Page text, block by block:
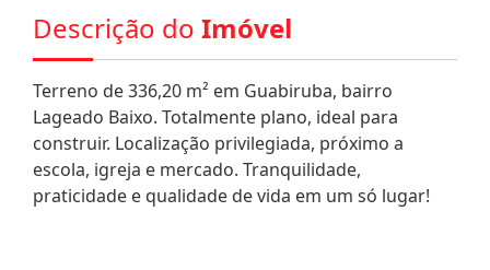
Descrição do Imóvel
Terreno de 336,20 m² em Guabiruba, bairro
Lageado Baixo. Totalmente plano, ideal para
construir. Localização privilegiada, próximo a
escola, igreja e mercado. Tranquilidade,
praticidade e qualidade de vida em um só lugar!